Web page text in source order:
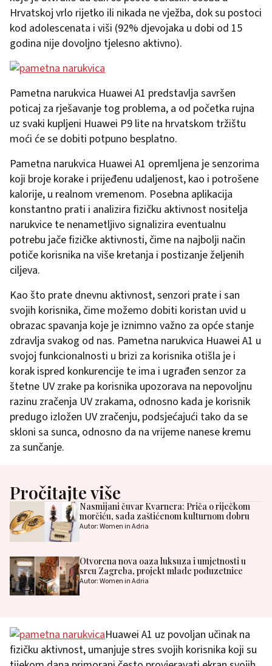
Hrvatskoj vrlo rijetko ili nikada ne vježba, dok su postoci
kod adolescenata i viši (92% djevojaka u dobi od 15
godina nije dovoljno tjelesno aktivno).
Pametna narukvica Huawei A1 predstavlja savršen
poticaj za rješavanje tog problema, a od početka rujna
uz svaki kupljeni Huawei P9 lite na hrvatskom tržištu
moći će se dobiti potpuno besplatno.
Pametna narukvica Huawei A1 opremljena je senzorima
koji broje korake i prijeđenu udaljenost, kao i potrošene
kalorije, u realnom vremenom. Posebna aplikacija
konstantno prati i analizira fizičku aktivnost nositelja
narukvice te nenametljivo signalizira eventualnu
potrebu jače fizičke aktivnosti, čime na najbolji način
potiče korisnika na više kretanja i postizanje željenih
ciljeva.
Kao što prate dnevnu aktivnost, senzori prate i san
svojih korisnika, čime možemo dobiti koristan uvid u
obrazac spavanja koje je iznimno važno za opće stanje
zdravlja svakog od nas. Pametna narukvica Huawei A1 u
svojoj funkcionalnosti u brizi za korisnika otišla je i
korak ispred konkurencije te ima i ugrađen senzor za
štetne UV zrake pa korisnika upozorava na nepovoljnu
razinu zračenja UV zrakama, odnosno kada je korisnik
predugo izložen UV zračenju, podsjećajući tako da se
skloni sa sunca, odnosno da na vrijeme nanese kremu
za sunčanje.
Pročitajte više
Nasmijani čuvar Kvarnera: Priča o riječkom
morčiću, sada zaštićenom kulturnom dobru
Autor: Women in Adria
Otvorena nova oaza luksuza i umjetnosti u
srcu Zagreba, projekt mlade poduzetnice
Autor: Women in Adria
Huawei A1 uz povoljan učinak na
fizičku aktivnost, umanjuje stres svojih korisnika koji su